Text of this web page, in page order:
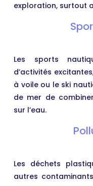
exploration, surtout
Les sports
d’activités
à voile ou le ski
de mer de
sur l’eau.
Les déchets
autres